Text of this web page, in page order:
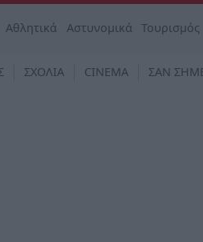
Αθλητικά Αστυνομικά Τουρισμός
ΣΧΟΛΙΑ CINEMA ΣΑΝ